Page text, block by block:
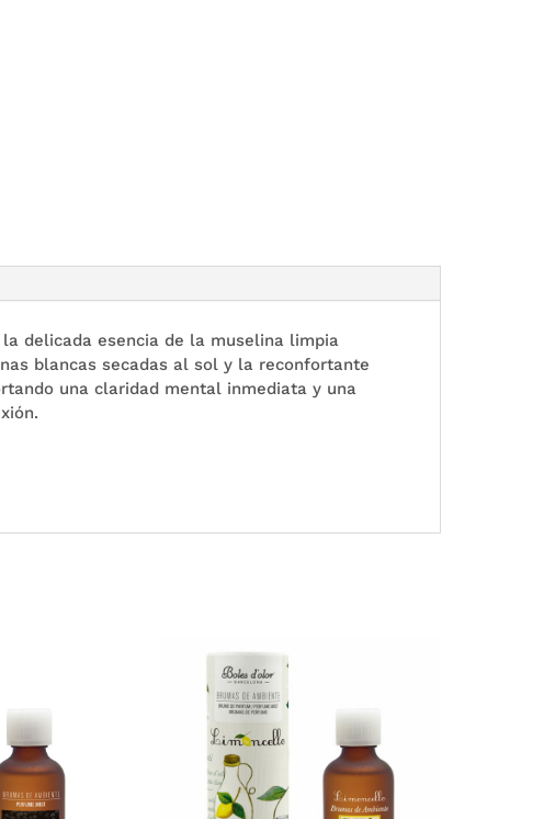
delicada esencia de la muselina limpia
blancas secadas al sol y la reconfortante
una claridad mental inmediata y una